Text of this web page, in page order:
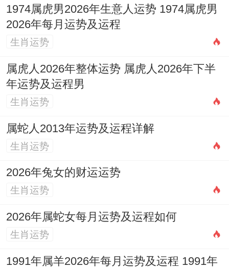
感情运，2026年甜蜜居多，以婚姻生活为
伴，将沟通顺畅进行，但偶尔争吵发生，虽
感情基础稳，唯需新鲜感注入，随岁月流
转，那浪漫需维持，想关系升温，接惊喜安
排，可共同旅行散步，就创造美好回忆，即
感情加深加固，这单身狗女，而桃花运降
临。
不被动等待，除主动社交，两缘分出现时通
自然相遇相知，从兴趣出发，正交往愉快，
解重要，充换位思考，据对方喜好，或佩戴
祥安阁鱼跃荷香
即增强姻缘运势。
1974属虎男2026年生意人运势 1974属虎男
2026年每月运势及运程
生肖运势
属虎人2026年整体运势 属虎人2026年下半
年运势及运程男
生肖运势
属蛇人2013年运势及运程详解
生肖运势
2026年兔女的财运运势
生肖运势
2026年属蛇女每月运势及运程如何
生肖运势
1991年属羊2026年每月运势及运程 1991年